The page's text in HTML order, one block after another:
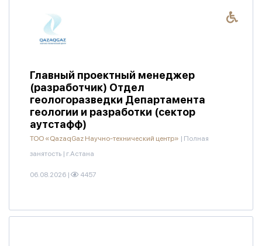
Главный проектный менеджер
(разработчик) Отдел
геологоразведки Департамента
геологии и разработки (сектор
аутстафф)
ТОО «QazaqGaz Научно-технический центр» | Полная
занятость | г.Астана
06.08.2026 | 4457